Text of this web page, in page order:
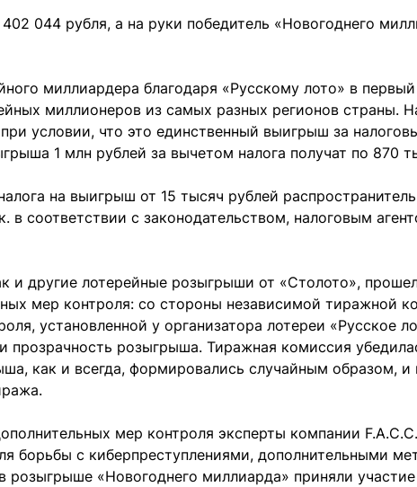
044 рубля, а на руки победитель «Новогоднего
миллиардера благодаря «Русскому лото» в
миллионеров из самых разных регионов страны.
при условии, что это единственный выигрыш за
1 млн рублей за вычетом налога получат по 870
на выигрыш от 15 тысяч рублей
в соответствии с законодательством, налоговым
и другие лотерейные розыгрыши от «Столото»,
мер контроля: со стороны независимой тиражной
установленной у организатора лотереи «Русское
и прозрачность розыгрыша. Тиражная комиссия
как и всегда, формировались случайным образом, и
мер контроля эксперты компании
борьбы с киберпреступлениями, дополнительными
розыгрыше «Новогоднего миллиарда» приняли